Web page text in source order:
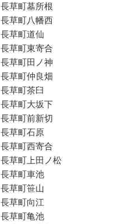
長草町墓所根
長草町八幡西
長草町道仙
長草町東寄合
長草町田ノ神
長草町仲良畑
長草町茶臼
長草町大坂下
長草町前新切
長草町石原
長草町西寄合
長草町上田ノ松
長草町車池
長草町笹山
長草町向江
長草町亀池